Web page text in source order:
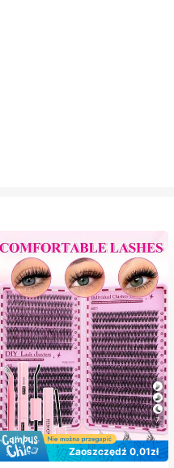
7
Zaoszczędź 0,01zł